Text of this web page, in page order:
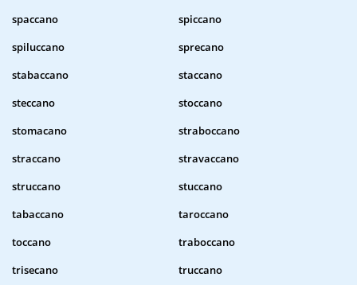
spaccano
spiccano
spiluccano
sprecano
stabaccano
staccano
steccano
stoccano
stomacano
straboccano
straccano
stravaccano
struccano
stuccano
tabaccano
taroccano
toccano
traboccano
trisecano
truccano